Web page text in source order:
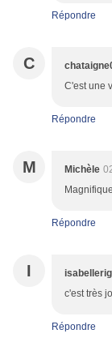
Répondre
C
C'est une
Répondre
M Michèle
Répondre
I
c'est très
Répondre